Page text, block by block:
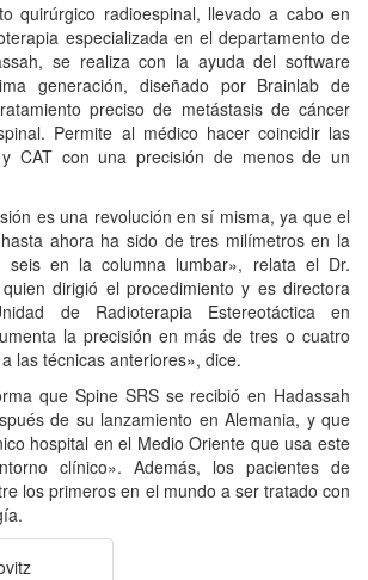
quirúrgico radioespinal, llevado a cabo en
especializada en el departamento de
se realiza con la ayuda del software
generación, diseñado por Brainlab de
preciso de metástasis de cáncer
Permite al médico hacer coincidir las
CAT con una precisión de menos de un
es una revolución en sí misma, ya que el
ahora ha sido de tres milímetros en la
seis en la columna lumbar», relata el Dr.
dirigió el procedimiento y es directora
de Radioterapia Estereotáctica en
la precisión en más de tres o cuatro
las técnicas anteriores», dice.
que Spine SRS se recibió en Hadassah
de su lanzamiento en Alemania, y que
hospital en el Medio Oriente que usa este
clínico». Además, los pacientes de
los primeros en el mundo a ser tratado con